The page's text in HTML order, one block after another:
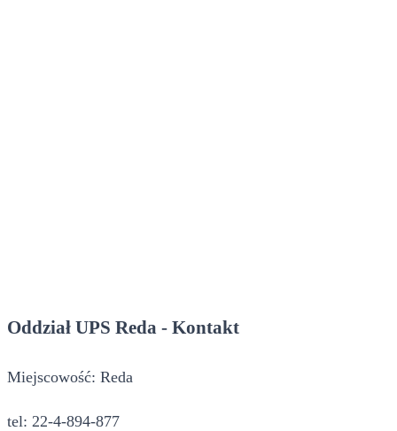
Oddział UPS Reda - Kontakt
Miejscowość: Reda
tel: 22-4-894-877